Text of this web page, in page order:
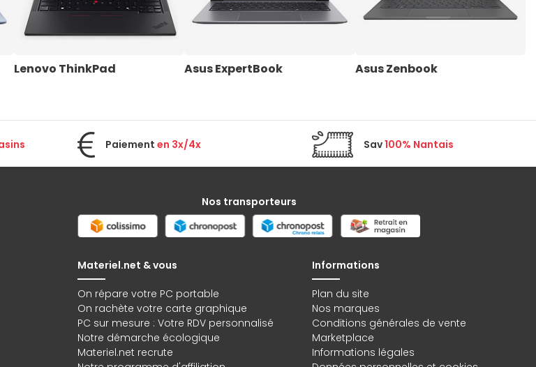
Lenovo ThinkPad Asus ExpertBook Asus Zenbook
Paiement en 3x/4x Sav100% Nantais
Nos transporteurs
Materiel.net & vous
On répare votre PC portable
On rachète votre carte graphique
PC sur mesure : Votre RDV personnalisé
Notre démarche écologique
Materiel.net recrute
Informations
Plan du site
Nos marques
Conditions générales de vente
Marketplace
Informations légales